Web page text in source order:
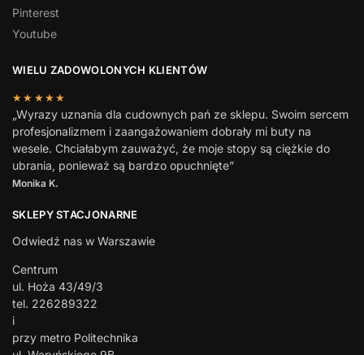
Pinterest
Youtube
WIELU ZADOWOLONYCH KLIENTÓW
★★★★★
„Wyrazy uznania dla cudownych pań ze sklepu. Swoim sercem
profesjonalizmem i zaangażowaniem dobrały mi buty na
wesele. Chciałabym zauważyć, że moje stopy są ciężkie do
ubrania, ponieważ są bardzo opuchnięte”
Monika K.
SKLEPY STACJONARNE
Odwiedź nas w Warszawie
Centrum
ul. Hoża 43/49/3
tel. 226289322
i
przy metro Politechnika